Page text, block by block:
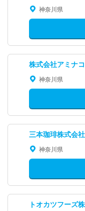
神奈川県
株式会社アミナ
神奈川県
三本珈琲株式会社
神奈川県
トオカツフーズ